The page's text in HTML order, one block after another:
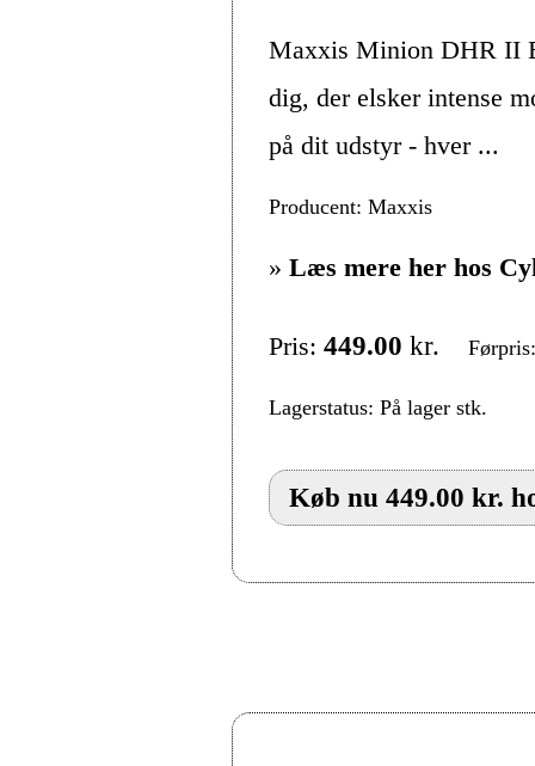
Maxxis Minion DHR II
dig, der elsker intense
på dit udstyr - hver ...
Producent: Maxxis
» Læs mere her hos
Pris: 449.00 kr.
Lagerstatus: På lager stk.
Køb nu 449.00 kr.